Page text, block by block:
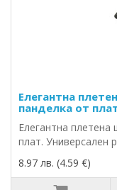
Елегантна
панделка от
Елегантна плетена
плат. Универсален
8.97 лв. (4.59 €)